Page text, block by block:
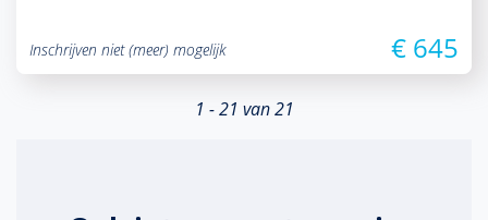
Inschrijven niet (meer) mogelijk € 645
1 - 21 van 21